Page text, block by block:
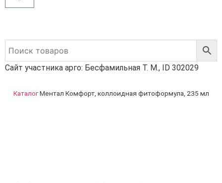
Сайт участника арго: Бесфамильная Т. М., ID 302029
Каталог Ментал Комфорт, коллоидная фитоформула, 235 мл